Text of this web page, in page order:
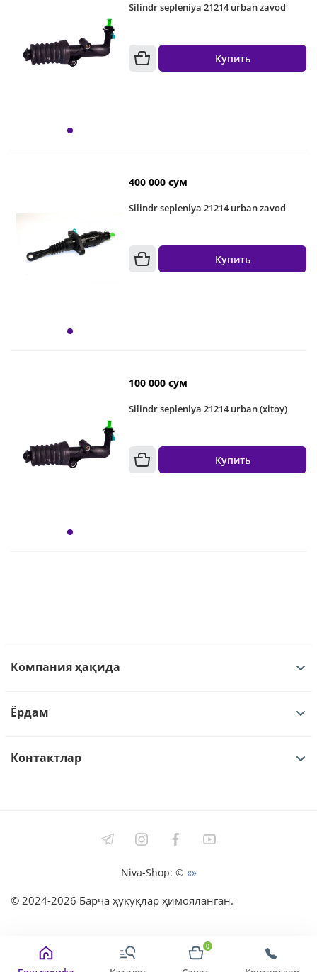
Silindr sepleniya 21214 urban zavod
Купить
400 000 сум
Silindr sepleniya 21214 urban zavod
Купить
100 000 сум
Silindr sepleniya 21214 urban (xitoy)
Купить
Компания ҳақида
Ёрдам
Контактлар
© 2024-2026 Барча ҳуқуқлар ҳимояланган.
Niva-Shop: © «»
0